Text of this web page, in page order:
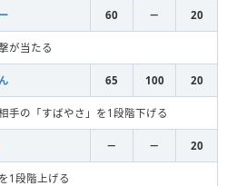
60 － 20
が当たる
65 100 20
手の「すばやさ」を1段階下げる
－ － 20
1段階上げる